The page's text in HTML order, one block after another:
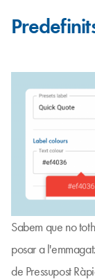
Sabem que no
posar a
de Pressupost